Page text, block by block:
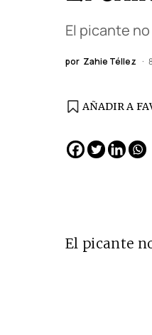
El picante
por Zahie Téllez
AÑADIR A
El picante